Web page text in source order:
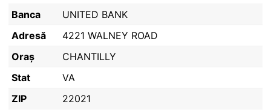
Banca
UNITED BANK
Adresă
4221 WALNEY ROAD
Oraș
CHANTILLY
Stat
VA
ZIP
22021